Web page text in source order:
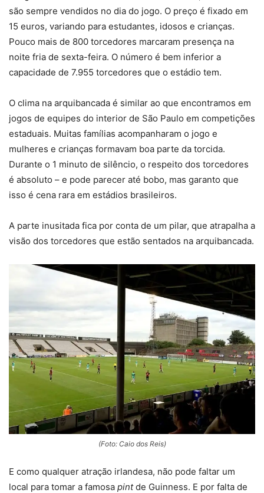
são sempre vendidos no dia do jogo. O preço é fixado em
15 euros, variando para estudantes, idosos e crianças.
Pouco mais de 800 torcedores marcaram presença na
noite fria de sexta-feira. O número é bem inferior a
capacidade de 7.955 torcedores que o estádio tem.
O clima na arquibancada é similar ao que encontramos em
jogos de equipes do interior de São Paulo em competições
estaduais. Muitas famílias acompanharam o jogo e
mulheres e crianças formavam boa parte da torcida.
Durante o 1 minuto de silêncio, o respeito dos torcedores
é absoluto – e pode parecer até bobo, mas garanto que
isso é cena rara em estádios brasileiros.
A parte inusitada fica por conta de um pilar, que atrapalha a
visão dos torcedores que estão sentados na arquibancada.
(Foto: Caio dos Reis)
E como qualquer atração irlandesa, não pode faltar um
local para tomar a famosa pintde Guinness. E por falta de